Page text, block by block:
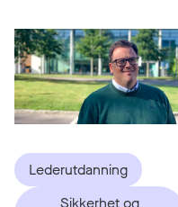
Lederutdanning
Sikkerhet og